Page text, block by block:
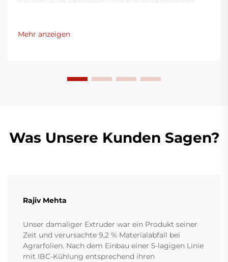
Mehr anzeigen
Was Unsere Kunden Sagen?
Rajiv Mehta
Unser damaliger Extruder war ein Produkt seiner
Zeit und verursachte 9,2 % Materialabfall bei
Agrarfolien. Nach dem Einbau einer 5-lagigen Linie
mit IBC-Kühlung entsprechend ihren